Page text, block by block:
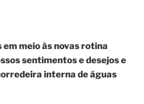
meio às novas rotina
sentimentos e desejos e
interna de águas